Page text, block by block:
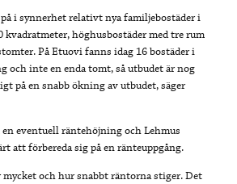
i synnerhet relativt nya familjebostäder i
kvadratmeter, höghusbostäder med tre rum
På Etuovi fanns idag 16 bostäder i
och inte en enda tomt, så utbudet är nog
på en snabb ökning av utbudet, säger
eventuell räntehöjning och Lehmus
att förbereda sig på en ränteuppgång.
mycket och hur snabbt räntorna stiger. Det